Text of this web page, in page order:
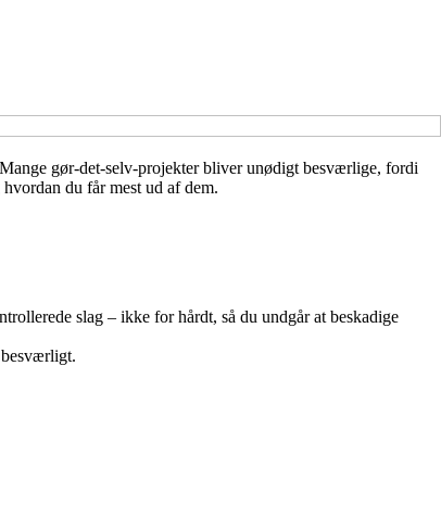
gør-det-selv-projekter bliver unødigt besværlige, fordi
du får mest ud af dem.
slag – ikke for hårdt, så du undgår at beskadige